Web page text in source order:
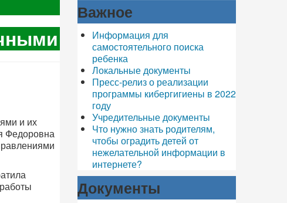
и их
Федоровна
Важное
Информация для
самостоятельного поиска
ребенка
Локальные документы
Пресс-релиз о реализации
программы кибергигиены в 2022
году
Учредительные документы
Что нужно знать родителям,
чтобы оградить детей от
нежелательной информации в
интернете?
Документы